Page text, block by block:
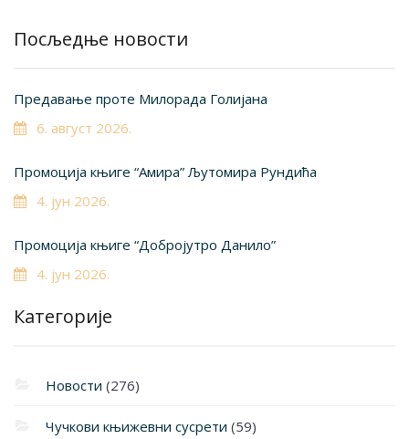
Посљедње новости
Предавање проте Милорада Голијана
6. август 2026.
Промоција књиге “Амира” Љутомира Рундића
4. јун 2026.
Промоција књиге “Добројутро Данило”
4. јун 2026.
Категорије
Новости (276)
Чучкови књижевни сусрети (59)